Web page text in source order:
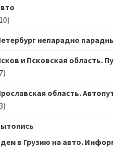
непарадно
и Псковская область.
область.
в Грузию на авто.